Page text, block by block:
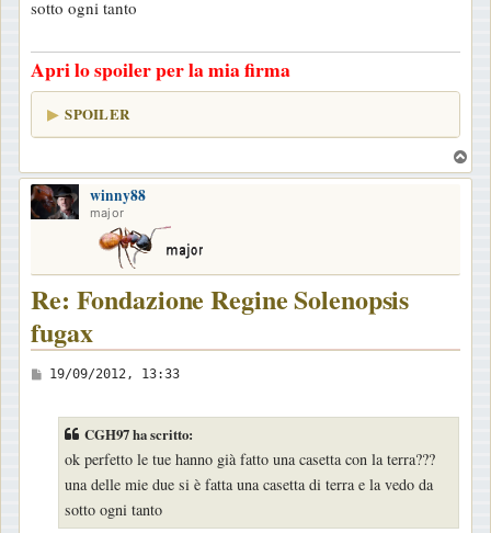
a
g
i
o
sotto ogni tanto
Apri lo spoiler per la mia firma
SPOILER
o
winny88
major
Re: Fondazione Regine Solenopsis
fugax
M
19/09/2012, 13:33
CGH97 ha scritto:
ok perfetto le tue hanno già fatto una casetta con la terra???
una delle mie due si è fatta una casetta di terra e la vedo da
sotto ogni tanto